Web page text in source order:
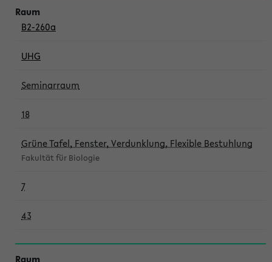
B2-260a
UHG
Seminarraum
18
Grüne Tafel, Fenster, Verdunklung, Flexible Bestuhlung
Fakultät für Biologie
7
43